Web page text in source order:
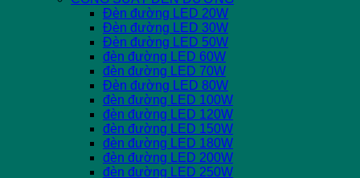
Đèn đường LED 20W
Đèn đường LED 30W
Đèn đường LED 50W
đèn đường LED 60W
đèn đường LED 70W
Đèn đường LED 80W
đèn đường LED 100W
đèn đường LED 120W
đèn đường LED 150W
đèn đường LED 180W
đèn đường LED 200W
đèn đường LED 250W